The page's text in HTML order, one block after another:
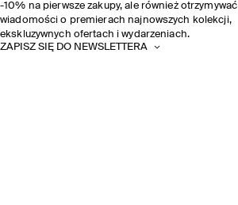
-10% na pierwsze zakupy, ale również otrzymywać
wiadomości o premierach najnowszych kolekcji,
ekskluzywnych ofertach i wydarzeniach.
ZAPISZ SIĘ DO NEWSLETTERA